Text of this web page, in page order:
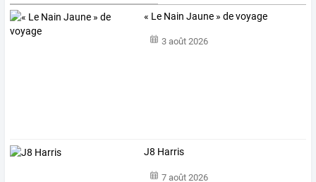
« Le Nain Jaune » de voyage
3 août 2026
J8 Harris
7 août 2026